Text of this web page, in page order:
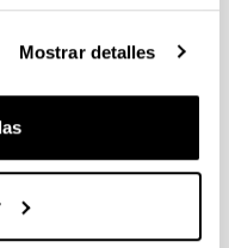
Mostrar detalles
como con
universidades y